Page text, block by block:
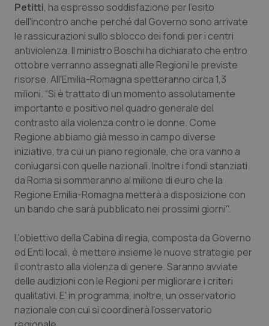
Ulcera & Reflusso
Vaccini
Petitti, ha espresso soddisfazione per l'esito
dell'incontro anche perché dal Governo sono arrivate
le rassicurazioni sullo sblocco dei fondi per i centri
antiviolenza. Il ministro Boschi ha dichiarato che entro
ottobre verranno assegnati alle Regioni le previste
risorse. All'Emilia-Romagna spetteranno circa 1,3
milioni. “Si è trattato di un momento assolutamente
importante e positivo nel quadro generale del
contrasto alla violenza contro le donne. Come
Regione abbiamo già messo in campo diverse
iniziative, tra cui un piano regionale, che ora vanno a
coniugarsi con quelle nazionali. Inoltre i fondi stanziati
da Roma si sommeranno al milione di euro che la
Regione Emilia-Romagna metterà a disposizione con
un bando che sarà pubblicato nei prossimi giorni".
L'obiettivo della Cabina di regia, composta da Governo
ed Enti locali, è mettere insieme le nuove strategie per
il contrasto alla violenza di genere. Saranno avviate
delle audizioni con le Regioni per migliorare i criteri
qualitativi. E' in programma, inoltre, un osservatorio
nazionale con cui si coordinerà l'osservatorio